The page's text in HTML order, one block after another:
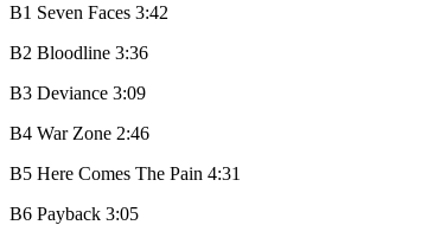
B1 Seven Faces 3:42
B2 Bloodline 3:36
B3 Deviance 3:09
B4 War Zone 2:46
B5 Here Comes The Pain 4:31
B6 Payback 3:05